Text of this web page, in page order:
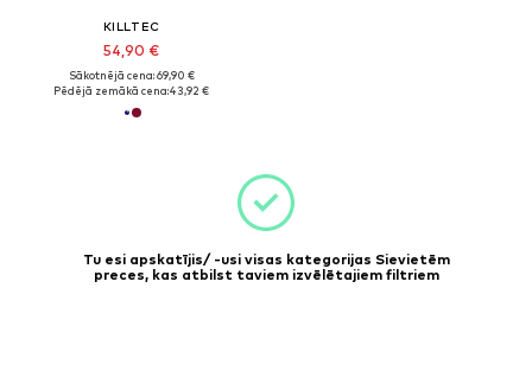
KILLTEC
54,90 €
Sākotnējā cena: 69,90 €
Pēdējā zemākā cena:43,92 €
Tu esi apskatījis/ -usi visas kategorijas Sievietēm
preces, kas atbilst taviem izvēlētajiem filtriem